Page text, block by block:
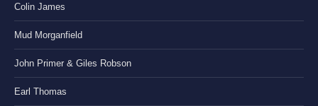
Colin James
Mud Morganfield
John Primer & Giles Robson
Earl Thomas